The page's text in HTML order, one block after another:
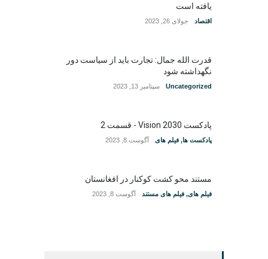
یافته است
اقتصاد جولای 26, 2023
قدرت الله جمال: تجارت باید از سیاست دور
نگهداشته شود
Uncategorized سپتامبر 13, 2023
پادکست Vision 2030 - قسمت 2
پادکست ها, فیلم های آگوست 8, 2023
مستند محو کشت کوکنار در افغانستان
فیلم های, فیلم های مستند آگوست 8, 2023